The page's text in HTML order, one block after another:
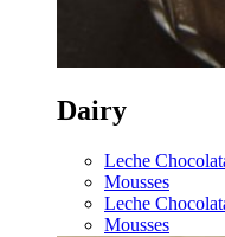
Dairy
Leche
Mousses
Leche
Mousses